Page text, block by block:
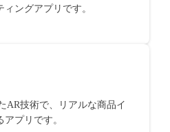
ングアプリです。
AR技術で、リアルな商品イ
プリです。